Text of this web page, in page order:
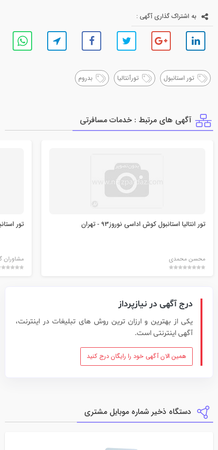
به اشتراک گذاری آگهی :
تور استانبول تورآنتالیا بدروم
آگهی های مرتبط : خدمات مسافرتي
تور انتالیا استانبول کوش اداسی نوروز93 - تهران
محسن محمدی
تور
درج آگهی در نیازپرداز
یکی از بهترین و ارزان ترین روش های تبلیغات در اینترنت،
آگهی اینترنتی است.
همین الان آگهی خود را رایگان درج کنید
دستگاه ذخیر شماره موبایل مشتری